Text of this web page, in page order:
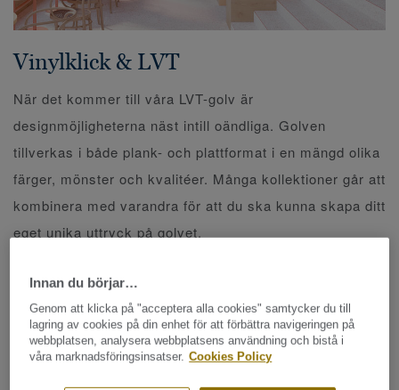
Vinylklick & LVT
När det kommer till våra LVT-golv är
designmöjligheterna näst intill oändliga. Golven
tillverkas i både plank- och plattformat i en mängd olika
färger, mönster och kvalitéer. Många kollektioner går att
kombinera med varandra för att du ska kunna skapa ditt
eget unika uttryck på golvet.
Sorterade per kollektion
AVANCERAD SÖKNING
Innan du börjar…
Genom att klicka på "acceptera alla cookies" samtycker du till
lagring av cookies på din enhet för att förbättra navigeringen på
webbplatsen, analysera webbplatsens användning och bistå i
våra marknadsföringsinsatser. Cookies Policy